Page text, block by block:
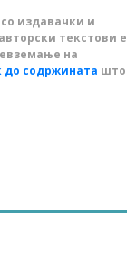
издавачки и
текстови е
на
до содржината што